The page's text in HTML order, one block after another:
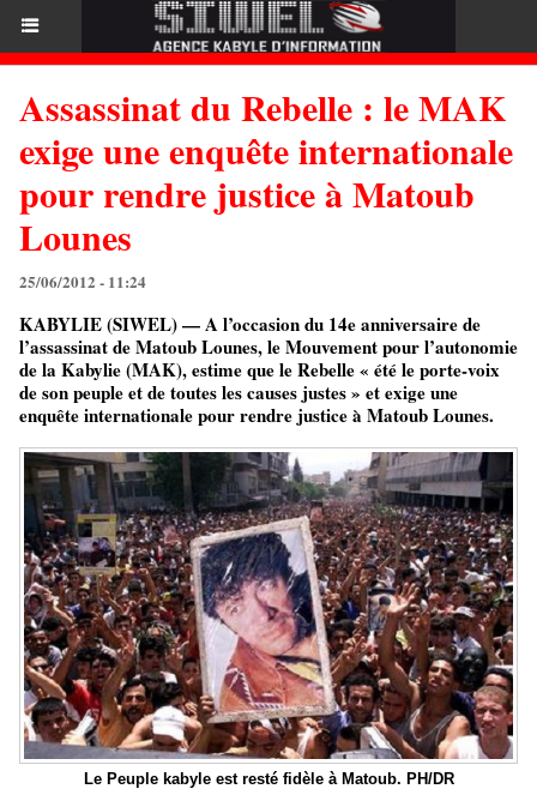
Assassinat du Rebelle : le MAK
exige une enquête internationale
pour rendre justice à Matoub
Lounes
25/06/2012 - 11:24
KABYLIE (SIWEL) — A l’occasion du 14e anniversaire de
l’assassinat de Matoub Lounes, le Mouvement pour l’autonomie
de la Kabylie (MAK), estime que le Rebelle « été le porte-voix
de son peuple et de toutes les causes justes » et exige une
enquête internationale pour rendre justice à Matoub Lounes.
Le Peuple kabyle est resté fidèle à Matoub. PH/DR